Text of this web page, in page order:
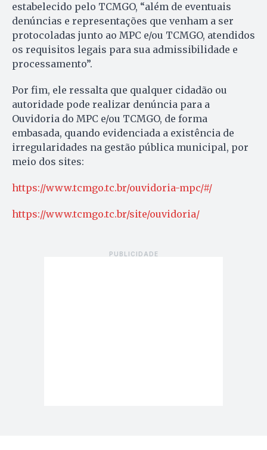
estabelecido pelo TCMGO, “além de eventuais
denúncias e representações que venham a ser
protocoladas junto ao MPC e/ou TCMGO, atendidos
os requisitos legais para sua admissibilidade e
processamento”.
Por fim, ele ressalta que qualquer cidadão ou
autoridade pode realizar denúncia para a
Ouvidoria do MPC e/ou TCMGO, de forma
embasada, quando evidenciada a existência de
irregularidades na gestão pública municipal, por
meio dos sites:
https://www.tcmgo.tc.br/ouvidoria-mpc/#/
https://www.tcmgo.tc.br/site/ouvidoria/